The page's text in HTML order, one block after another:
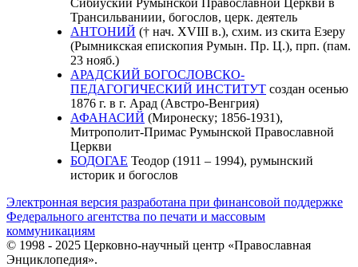
Трансильваниии, богослов, церк. деятель
АНТОНИЙ († нач. XVIII в.), схим. из скита Езеру
(Рымникская епископия Румын. Пр. Ц.), прп. (пам.
23 нояб.)
АРАДСКИЙ БОГОСЛОВСКО-
ПЕДАГОГИЧЕСКИЙ ИНСТИТУТ создан осенью
1876 г. в г. Арад (Австро-Венгрия)
АФАНАСИЙ (Миронеску; 1856-1931),
Митрополит-Примас Румынской Православной
Церкви
БОДОГАЕ Теодор (1911 – 1994), румынский
историк и богослов
Электронная версия разработана при финансовой поддержке
Федерального агентства по печати и массовым
коммуникациям
© 1998 - 2025 Церковно-научный центр «Православная
Энциклопедия».